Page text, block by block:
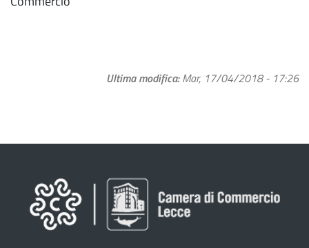
Ultima modifica Mar, 17/04/2018 - 17:26